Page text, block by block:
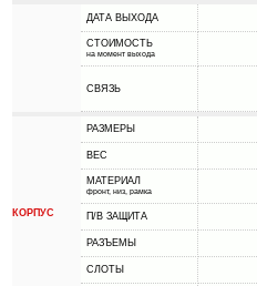
ДАТА ВЫХОДА
СТОИМОСТЬ
на момент выхода
СВЯЗЬ
КОРПУС
РАЗМЕРЫ
ВЕС
МАТЕРИАЛ
фронт, низ, рамка
П/В ЗАЩИТА
РАЗЪЕМЫ
СЛОТЫ